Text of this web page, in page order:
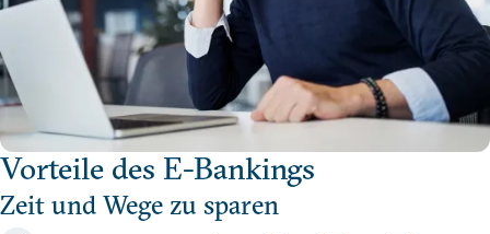
Vorteile des E-Bankings
Zeit und Wege zu sparen